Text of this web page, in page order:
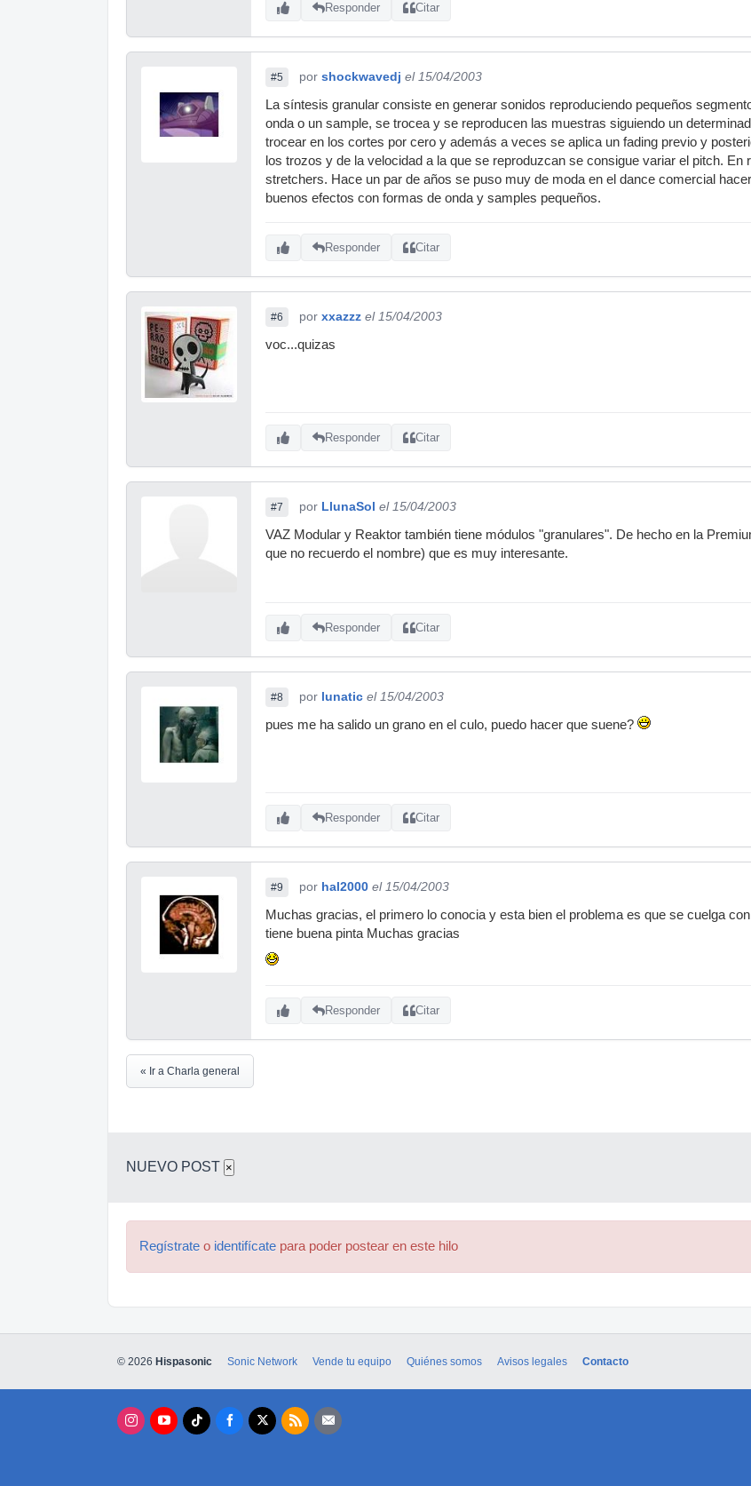
Responder Citar
#5 por shockwavedj el 15/04/2003
La síntesis granular consiste en generar sonidos reproduciendo pequeños
onda o un sample, se trocea y se reproducen las muestras siguiendo un
trocear en los cortes por cero y además a veces se aplica un fading previo y
los trozos y de la velocidad a la que se reproduzcan se consigue variar el pitch.
stretchers. Hace un par de años se puso muy de moda en el dance comercial
buenos efectos con formas de onda y samples pequeños.
Responder Citar
#6 por xxazzz el 15/04/2003
voc...quizas
Responder Citar
#7 por LlunaSol el 15/04/2003
VAZ Modular y Reaktor también tiene módulos "granulares". De hecho en la
que no recuerdo el nombre) que es muy interesante.
Responder Citar
#8 por lunatic el 15/04/2003
pues me ha salido un grano en el culo, puedo hacer que suene?
Responder Citar
#9 por hal2000 el 15/04/2003
Muchas gracias, el primero lo conocia y esta bien el problema es que se cuelga
tiene buena pinta Muchas gracias
Responder Citar
« Ir a Charla general
NUEVO POST ×
Regístrate o identifícate para poder postear en este hilo
© 2026 Hispasonic Sonic Network Vende tu equipo Quiénes somos Avisos legales Contacto